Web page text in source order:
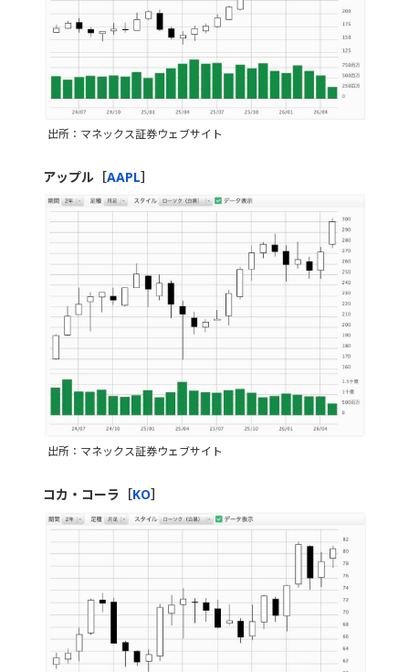
出所：マネックス証券ウェブサイト
アップル［AAPL］
出所：マネックス証券ウェブサイト
コカ・コーラ［KO］